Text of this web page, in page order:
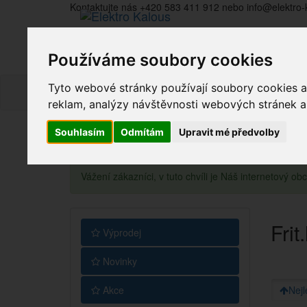
Používáme soubory cookies
Tyto webové stránky používají soubory cookies
reklam, analýzy návštěvnosti webových stránek
Souhlasím Odmítám Upravit mé předvolby
Kontaktujte nás +420 583 411 912 nebo
Vážení zákazníci, v tuto chvíli je Náš internetový
Výprodej
Novinky
Akce